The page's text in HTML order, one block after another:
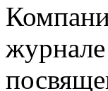
журнале